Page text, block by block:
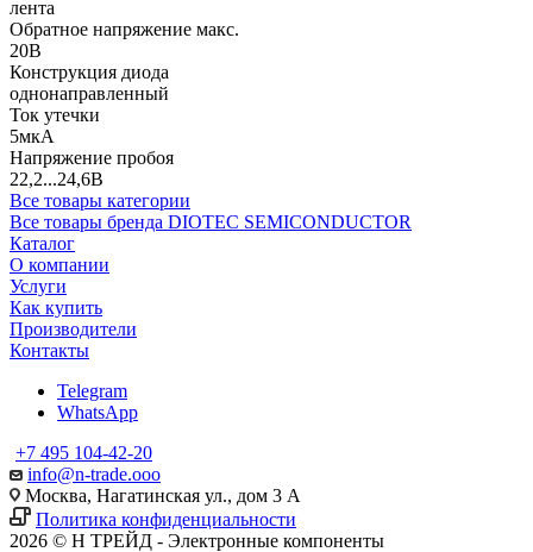
лента
Обратное напряжение макс.
20В
Конструкция диода
однонаправленный
Ток утечки
5мкА
Напряжение пробоя
22,2...24,6В
Все товары категории
Все товары бренда DIOTEC SEMICONDUCTOR
Каталог
О компании
Услуги
Как купить
Производители
Контакты
Telegram
WhatsApp
+7 495 104-42-20
info@n-trade.ooo
Москва, Нагатинская ул., дом 3 А
Политика конфиденциальности
2026 © Н ТРЕЙД - Электронные компоненты